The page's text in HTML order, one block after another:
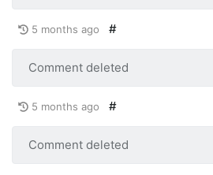
5 months ago #
Comment deleted
5 months ago #
Comment deleted